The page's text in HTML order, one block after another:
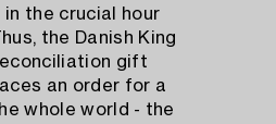
in the crucial hour
the Danish King
gift
an order for a
whole world - the